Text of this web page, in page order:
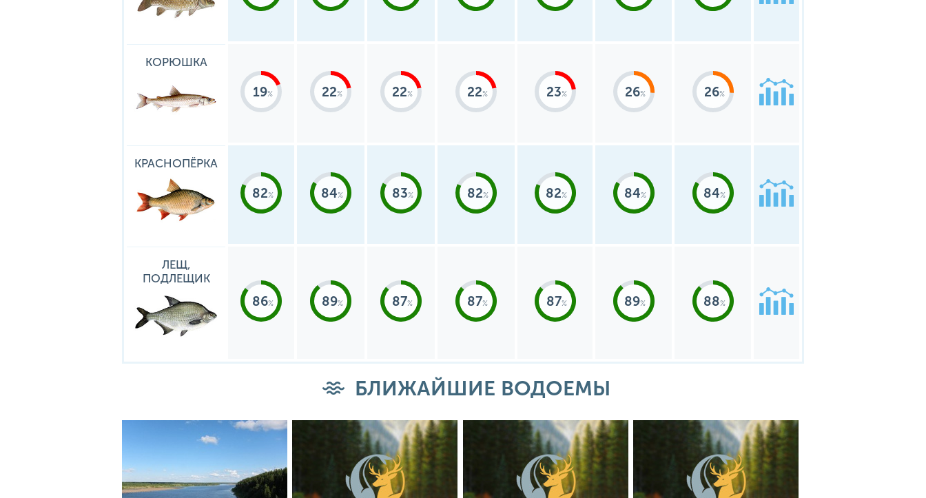
КОРЮШКА
19 22 22 22 23 26 26
КРАСНОПЁРКА
82 84 83 82 82 84 84
ЛЕЩ,
ПОДЛЕЩИК
86 89 87 87 87 89 88
БЛИЖАЙШИЕ ВОДОЕМЫ